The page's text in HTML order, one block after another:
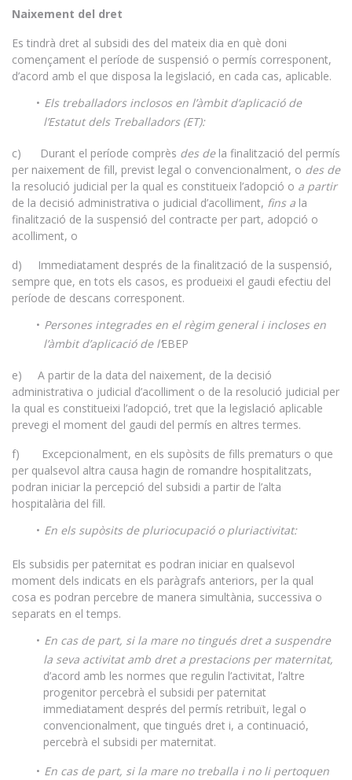
Naixement del dret
Es tindrà dret al subsidi des del mateix dia en què doni
començament el període de suspensió o permís corresponent,
d’acord amb el que disposa la legislació, en cada cas, aplicable.
Els treballadors inclosos en l’àmbit d’aplicació de
l’Estatut dels Treballadors (ET):
c) Durant el període comprès des de la finalització del permís
per naixement de fill, previst legal o convencionalment, o des de
la resolució judicial per la qual es constitueix l’adopció o a partir
de la decisió administrativa o judicial d’acolliment, fins a la
finalització de la suspensió del contracte per part, adopció o
acolliment, o
d) Immediatament després de la finalització de la suspensió,
sempre que, en tots els casos, es produeixi el gaudi efectiu del
període de descans corresponent.
Persones integrades en el règim general i incloses en
l’àmbit d’aplicació de l’EBEP
e) A partir de la data del naixement, de la decisió
administrativa o judicial d’acolliment o de la resolució judicial per
la qual es constitueixi l’adopció, tret que la legislació aplicable
prevegi el moment del gaudi del permís en altres termes.
f) Excepcionalment, en els supòsits de fills prematurs o que
per qualsevol altra causa hagin de romandre hospitalitzats,
podran iniciar la percepció del subsidi a partir de l’alta
hospitalària del fill.
En els supòsits de pluriocupació o pluriactivitat:
Els subsidis per paternitat es podran iniciar en qualsevol
moment dels indicats en els paràgrafs anteriors, per la qual
cosa es podran percebre de manera simultània, successiva o
separats en el temps.
En cas de part, si la mare no tingués dret a suspendre
la seva activitat amb dret a prestacions per maternitat,
d’acord amb les normes que regulin l’activitat, l’altre
progenitor percebrà el subsidi per paternitat
immediatament després del permís retribuït, legal o
convencionalment, que tingués dret i, a continuació,
percebrà el subsidi per maternitat.
En cas de part, si la mare no treballa i no li pertoquen